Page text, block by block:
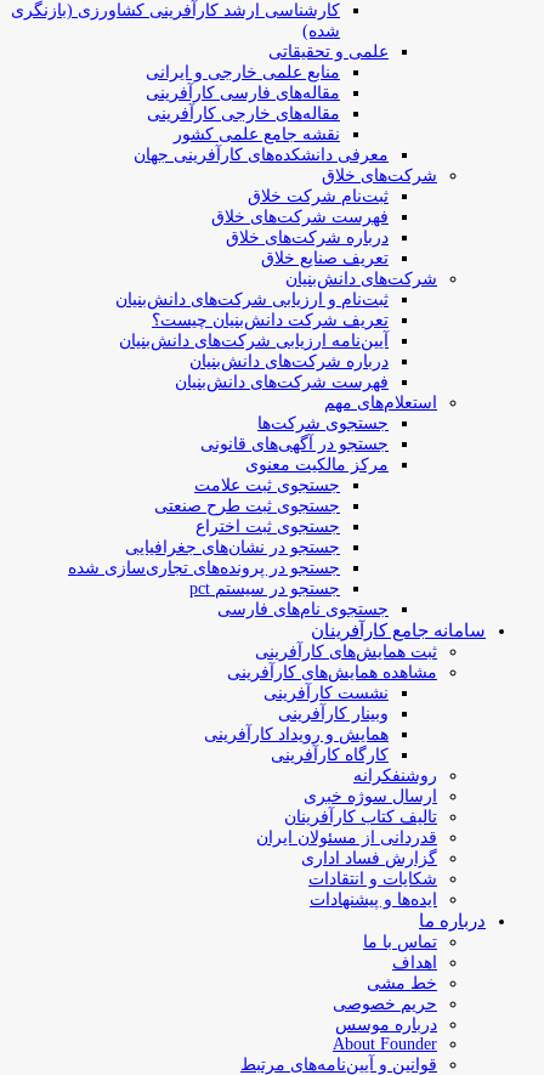
کارشناسی ارشد کارآفرینی کشاورزی (بازنگری
شده)
علمی و تحقیقاتی
منابع علمی خارجی و ایرانی
مقاله‌های فارسی کارآفرینی
مقاله‌های خارجی کارآفرینی
نقشه جامع علمی کشور
معرفی دانشکده‌های کارآفرینی جهان
شرکت‌های خلاق
ثبت‌نام شرکت خلاق
فهرست شرکت‌های خلاق
درباره شرکت‌های خلاق
تعریف صنایع خلاق
شرکت‌های دانش‌بنیان
ثبت‌نام و ارزیابی شرکت‌های دانش‌بنیان
تعریف شرکت دانش‌بنیان چیست؟
آیین‌نامه ارزیابی شرکت‌های دانش‌بنیان
درباره شرکت‌های دانش‌بنیان
فهرست شرکت‌های دانش‌بنیان
استعلام‌های مهم
جستجوی شرکت‌ها
جستجو در آگهی‌های قانونی
مرکز مالکیت معنوی
جستجوی ثبت علامت
جستجوی ثبت طرح صنعتی
جستجوی ثبت اختراع
جستجو در نشان‌های جغرافیایی
جستجو در پرونده‌های تجاری‌سازی شده
جستجو در سیستم pct
جستجوی نام‌های فارسی
سامانه جامع کارآفرینان
ثبت همایش‌های کارآفرینی
مشاهده همایش‌های کارآفرینی
نشست کارآفرینی
وبینار کارآفرینی
همایش و رویداد کارآفرینی
کارگاه کارآفرینی
روشنفکرانه
ارسال سوژه‌ خبری
تالیف کتاب کارآفرینان
قدردانی از مسئولان ایران
گزارش فساد اداری
شکایات و انتقادات
ایده‌ها و پیشنهادات
درباره ما
تماس با ما
اهداف
خط مشی
حریم خصوصی
درباره موسس
About Founder
قوانین و آیین‌نامه‌های مرتبط